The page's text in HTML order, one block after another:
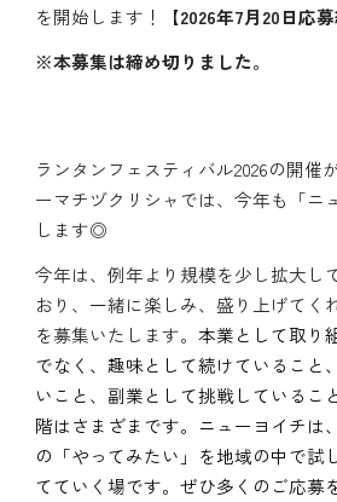
を開始します ！ 【2026年7月20日応募
※本募集は締め切りました。
ランタンフェスティバル2026の開催
ーマチヅクリシャでは、今年も「ニ
します◎
今年は、例年より規模を少し拡大し
おり、一緒に楽しみ、盛り上げてく
を募集いたします。本業として取り
でなく、趣味として続けていること
いこと、副業として挑戦しているこ
階はさまざまです。ニューヨイチは
の「やってみたい」を地域の中で試
てていく場です。ぜひ多くのご応募